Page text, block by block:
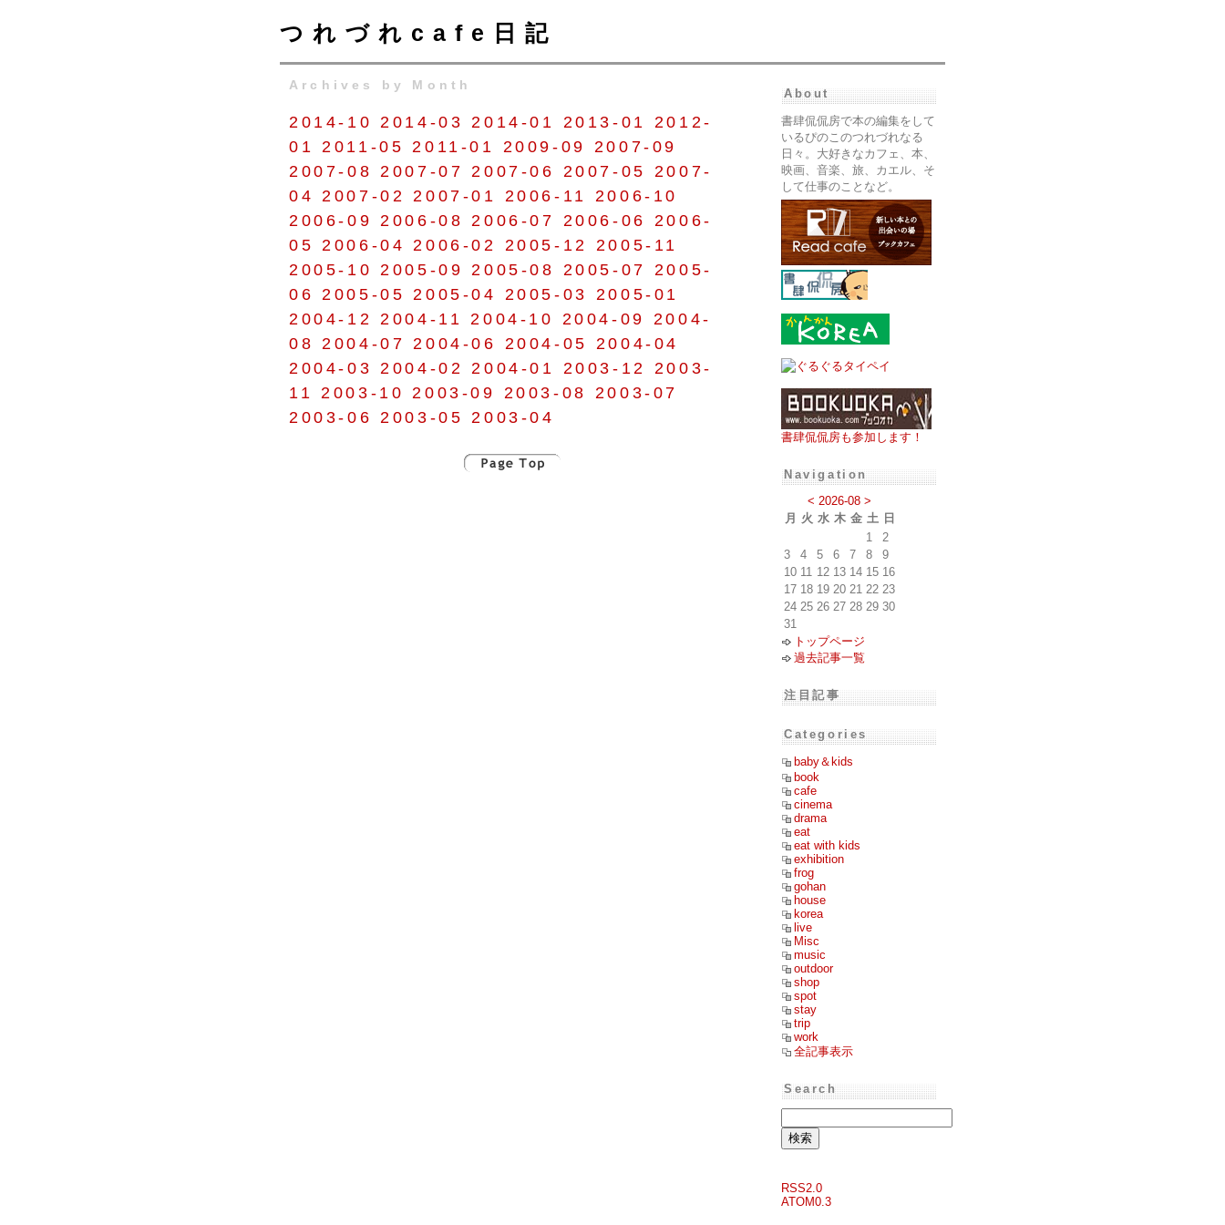
つれづれcafe日記
Archives by Month
2014-10 2014-03 2014-01 2013-01
2012-
01
2011-05 2011-01 2009-09
2007-09
2007-08
2007-07 2007-06 2007-05
2007-
04
2007-02 2007-01 2006-11
2006-10
2006-09
2006-08 2006-07 2006-06
2006-
05
2006-04 2006-02 2005-12
2005-11
2005-10
2005-09 2005-08 2005-07
2005-
06
2005-05 2005-04 2005-03
2005-01
2004-12
2004-11 2004-10 2004-09
2004-
08
2004-07 2004-06 2004-05
2004-04
2004-03
2004-02 2004-01 2003-12
2003-
11
2003-10 2003-09 2003-08
2003-07
2003-06
2003-05 2003-04
About
書肆侃侃房で本の編集をして
いるぴのこのつれづれなる
日々。大好きなカフェ、本、
映画、音楽、旅、カエル、そ
して仕事のことなど。
書肆侃侃房も参加します！
Navigation
< 2026-08 >
月
火 水 木 金 土 日
1
2
3
4 5 6 7 8
9
10 11 12 13 14 15 16
17 18 19 20 21 22 23
24 25 26 27 28 29 30
31
トップページ
過去記事一覧
注目記事
Categories
baby＆kids
book
cafe
cinema
drama
eat
eat with kids
exhibition
frog
gohan
house
korea
live
Misc
music
outdoor
shop
spot
stay
trip
work
全記事表示
Search
RSS2.0
ATOM0.3